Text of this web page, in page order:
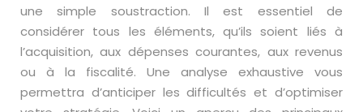
une simple soustraction. Il est essentiel de
considérer tous les éléments, qu’ils soient liés à
l’acquisition, aux dépenses courantes, aux revenus
ou à la fiscalité. Une analyse exhaustive vous
permettra d’anticiper les difficultés et d’optimiser